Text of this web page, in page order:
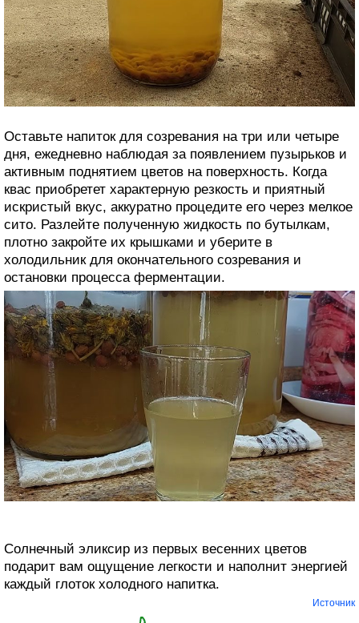
Оставьте напиток для созревания на три или четыре
дня, ежедневно наблюдая за появлением пузырьков и
активным поднятием цветов на поверхность. Когда
квас приобретет характерную резкость и приятный
искристый вкус, аккуратно процедите его через мелкое
сито. Разлейте полученную жидкость по бутылкам,
плотно закройте их крышками и уберите в
холодильник для окончательного созревания и
остановки процесса ферментации.
Солнечный эликсир из первых весенних цветов
подарит вам ощущение легкости и наполнит энергией
каждый глоток холодного напитка.
Источник